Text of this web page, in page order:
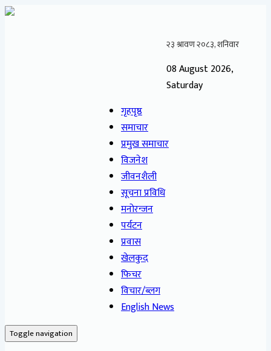
08 August 2026,
Saturday
गृहपृष्ठ
समाचार
प्रमुख समाचार
विजनेश
जीवनशैली
सूचना प्रविधि
मनोरन्जन
पर्यटन
प्रवास
खेलकुद
फिचर
विचार/ब्लग
English News
Toggle navigation